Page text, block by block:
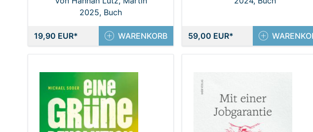
Gruber-Risak
2025, Buch
19,90 EUR WARENKORB 59,00 EUR